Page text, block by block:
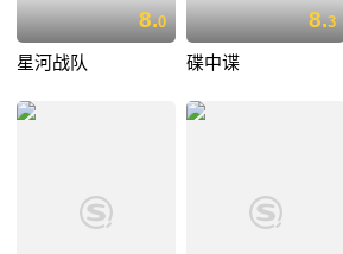
8.0
星河战队
8.3
碟中谍